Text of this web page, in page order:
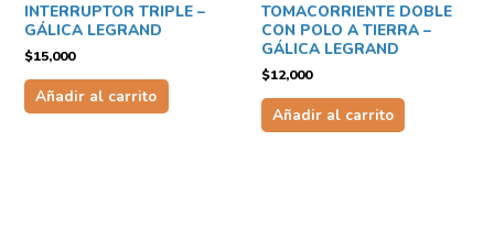
INTERRUPTOR TRIPLE –
GÁLICA LEGRAND
$15,000
Añadir al carrito
TOMACORRIENTE DOBLE
CON POLO A TIERRA –
GÁLICA LEGRAND
$12,000
Añadir al carrito